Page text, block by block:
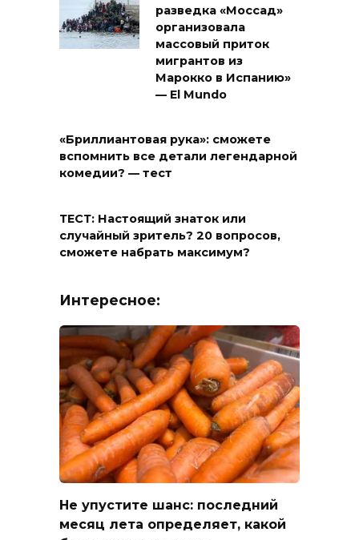
разведка «Моссад»
организовала
массовый приток
мигрантов из
Марокко в Испанию»
— El Mundo
«Бриллиантовая рука»: сможете
вспомнить все детали легендарной
комедии? — тест
ТЕСТ: Настоящий знаток или
случайный зритель? 20 вопросов,
сможете набрать максимум?
Интересное:
Не упустите шанс: последний
месяц лета определяет, какой